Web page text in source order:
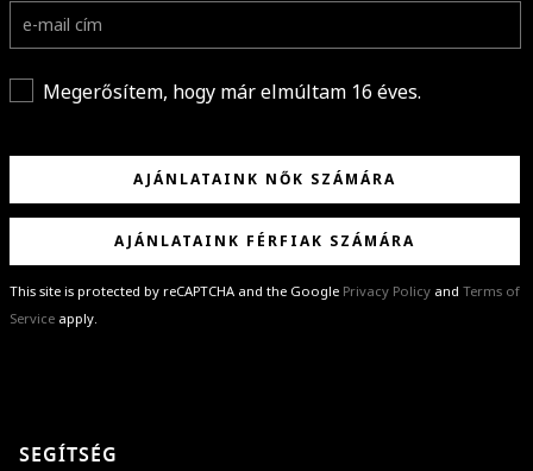
Megerősítem, hogy már elmúltam 16 éves.
AJÁNLATAINK NŐK SZÁMÁRA
AJÁNLATAINK FÉRFIAK SZÁMÁRA
This site is protected by reCAPTCHA and the Google Privacy Policy and Terms of
Service apply.
különleges ajánlatainkat és stílustippjeinket!
SEGÍTSÉG